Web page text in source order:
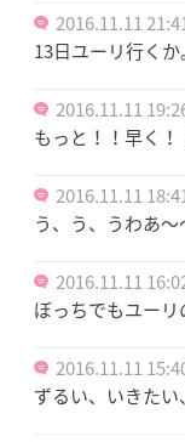
2016.11.11
13日ユーリ行くか
2016.11.11
もっと！！早く
2016.11.11
う、う、うわあ
2016.11.11
ぼっちでもユーリ
2016.11.11
ずるい、いきたい